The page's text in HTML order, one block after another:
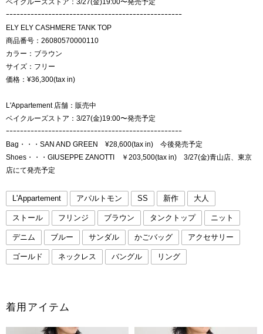
ベイクルーズストア：3/27(金)19:00〜発売予定
ｰｰｰｰｰｰｰｰｰｰｰｰｰｰｰｰｰｰｰｰｰｰｰｰｰｰｰｰｰｰｰｰｰｰｰｰｰｰｰｰｰｰｰｰｰｰｰｰｰｰ
ELY ELY CASHMERE TANK TOP
商品番号：26080570000110
カラー：ブラウン
サイズ：フリー
価格：¥36,300(tax in)
L'Appartement 店舗：販売中
ベイクルーズストア：3/27(金)19:00〜発売予定
ｰｰｰｰｰｰｰｰｰｰｰｰｰｰｰｰｰｰｰｰｰｰｰｰｰｰｰｰｰｰｰｰｰｰｰｰｰｰｰｰｰｰｰｰｰｰｰｰｰｰ
Bag・・・SAN AND GREEN ¥28,600(tax in) 今後発売予定
Shoes・・・GIUSEPPE ZANOTTI ￥203,500(tax in) 3/27(金)青山店、東京
店にて発売予定
L'Appartement アパルトモン SS 新作 大人
ストール フリンジ ブラウン タンクトップ ニット
デニム ブルー サンダル かごバッグ アクセサリー
ゴールド ネックレス バングル リング
着用アイテム